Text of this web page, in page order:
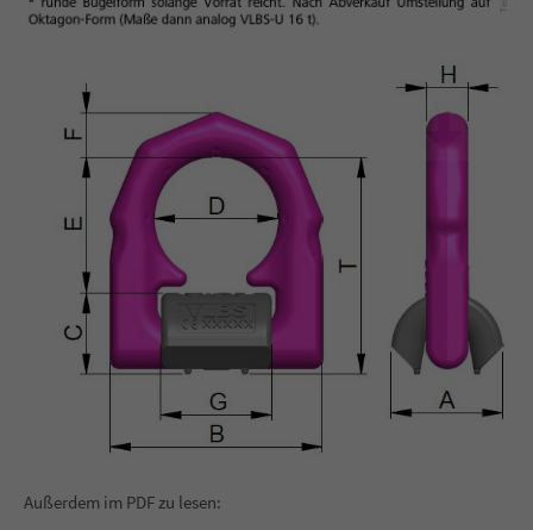
Drop us a line
About us
Lorem ipsum dolor sit amet, consectetuer adipiscing elit.
Aenean commodo ligula eget dolor. Aenean massa. Cum
sociis natoque penatibus et magnis dis parturient montes,
nascetur ridiculus mus. Donec quam felis, ultricies nec.
Außerdem im PDF zu lesen: